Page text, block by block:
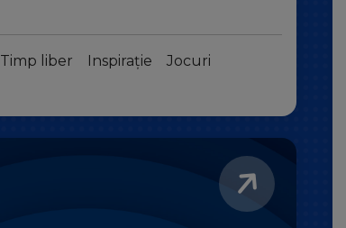
Timp liber Inspirație
Jocuri